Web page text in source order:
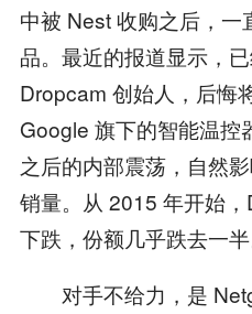
中被 Nest 收购之后，
品。最近的报道显示，
Dropcam 创始人，后悔
Google 旗下的智能温控
之后的内部震荡，自然
销量。从 2015 年开始
下跌，份额几乎跌去一半
对手不给力，是